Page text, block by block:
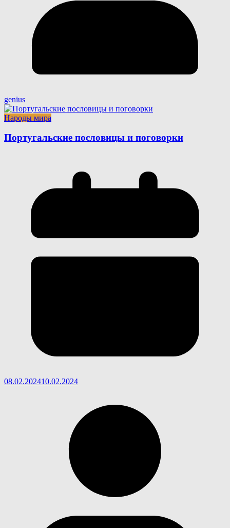
genius
Народы мира
Португальские пословицы и поговорки
08.02.202410.02.2024